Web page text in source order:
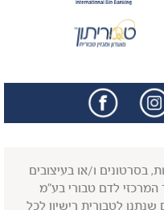
בסרטונים ו/או בעיצובים
לדם טבורי בע"מ
לטבורית רישיון לכל